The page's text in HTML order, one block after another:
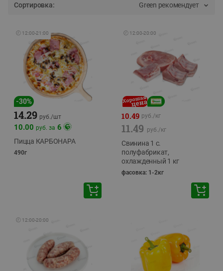
Сортировка: Green рекомендует
🕘 12:00-21:00
-30%
14.29 руб./шт
10.00 руб. за 6
Пицца КАРБОНАРА
490г
🕘 12:00-20:00
10.49 руб./кг
11.49 руб./кг
Свинина 1 с.
полуфабрикат,
охлажденный 1 кг
фасовка: 1-2кг
🕘 12:00-20:00